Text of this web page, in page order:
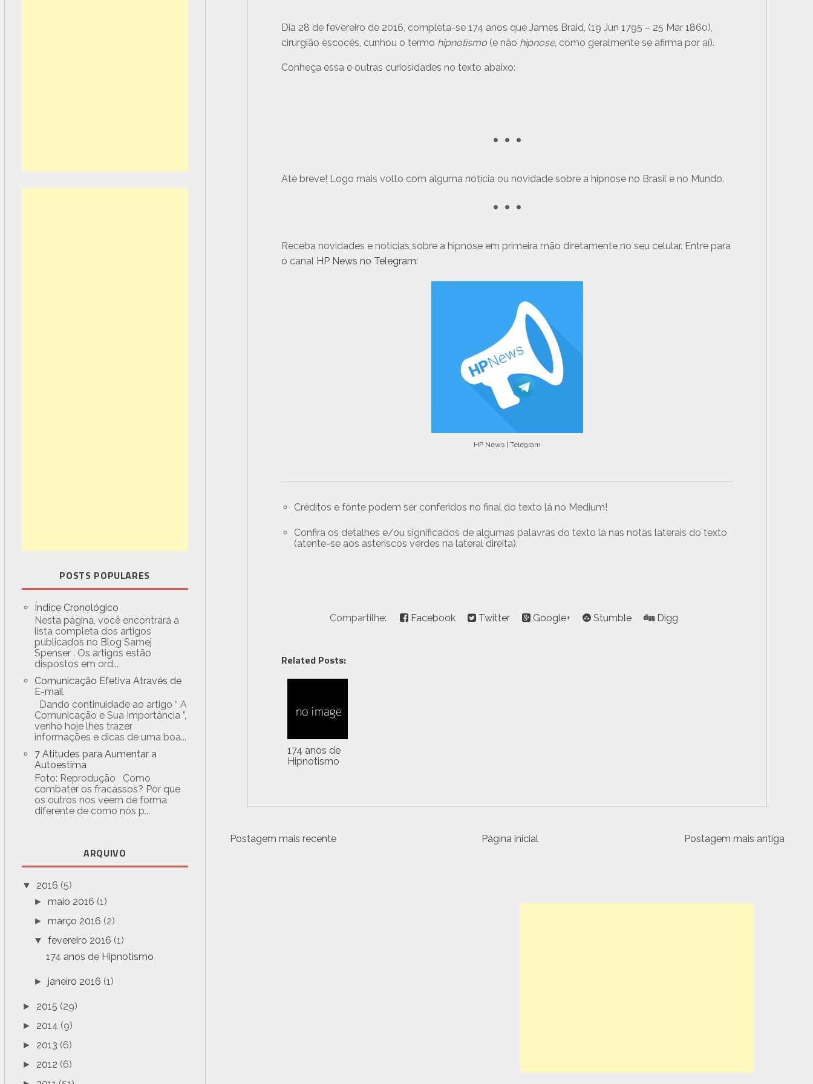
POSTS POPULARES
Índice Cronológico
Nesta página, você encontrará a
lista completa dos artigos
publicados no Blog Samej
Spenser . Os artigos estão
dispostos em ord...
Comunicação Efetiva Através de
E-mail
Dando continuidade ao artigo “ A
Comunicação e Sua Importância ”,
venho hoje lhes trazer
informações e dicas de uma boa...
7 Atitudes para Aumentar a
Autoestima
Foto: Reprodução Como
combater os fracassos? Por que
os outros nos veem de forma
diferente de como nós p...
ARQUIVO
▼ 2016 (5)
►maio 2016 (1)
►março 2016 (2)
▼fevereiro 2016 (1)
174 anos de Hipnotismo
►janeiro 2016 (1)
► 2015 (29)
► 2014 (9)
► 2013 (6)
► 2012 (6)
Dia 28 de fevereiro de 2016, completa-se 174 anos que James Braid, (19 Jun 1795 – 25 Mar 1860),
cirurgião escocês, cunhou o termo hipnotismo(e não hipnose, como geralmente se afirma por aí).
Conheça essa e outras curiosidades no texto abaixo:
• • •
Até breve! Logo mais volto com alguma notícia ou novidade sobre a hipnose no Brasil e no Mundo.
• • •
Receba novidades e notícias sobre a hipnose em primeira mão diretamente no seu celular. Entre para
o canal HP News no Telegram:
HP News | Telegram
Créditos e fonte podem ser conferidos no final do texto lá no Medium!
Confira os detalhes e/ou significados de algumas palavras do texto lá nas notas laterais do texto
(atente-se aos asteriscos verdes na lateral direita).
Compartilhe: Facebook Twitter Google+ Stumble Digg
Related Posts:
174 anos de
Hipnotismo
Postagem mais recente Postagem mais antiga
Página inicial